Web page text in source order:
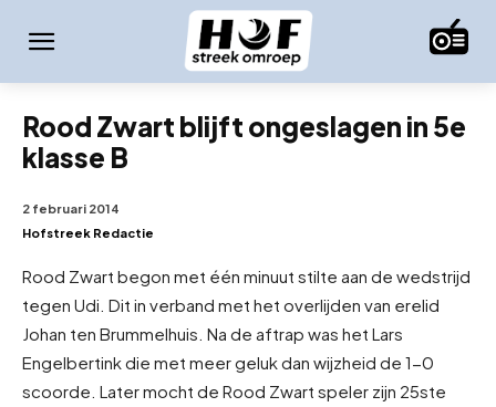
Rood Zwart blijft ongeslagen in 5e
klasse B
2 februari 2014
Hofstreek Redactie
Rood Zwart begon met één minuut stilte aan de wedstrijd
tegen Udi. Dit in verband met het overlijden van erelid
Johan ten Brummelhuis. Na de aftrap was het Lars
Engelbertink die met meer geluk dan wijzheid de 1-0
scoorde. Later mocht de Rood Zwart speler zijn 25ste